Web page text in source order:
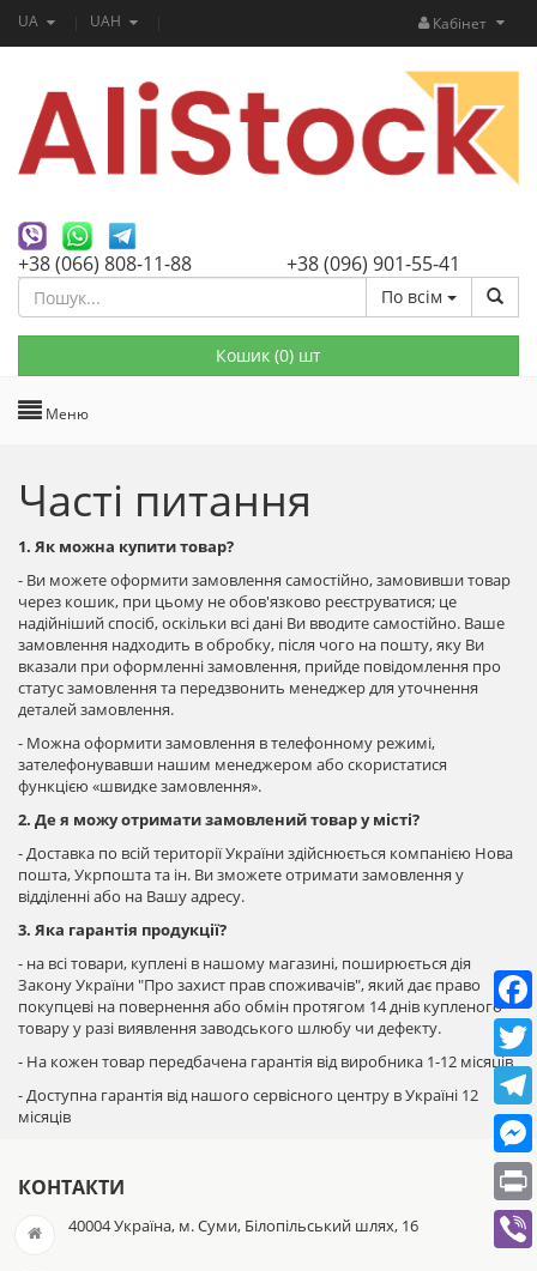
UA UAH Кабінет
+38 (066) 808-11-88 +38 (096) 901-55-41
По всім
Кошик (0) шт
Меню
Часті питання
1. Як можна купити товар?
- Ви можете оформити замовлення самостійно, замовивши товар
через кошик, при цьому не обов'язково реєструватися; це
надійніший спосіб, оскільки всі дані Ви вводите самостійно. Ваше
замовлення надходить в обробку, після чого на пошту, яку Ви
вказали при оформленні замовлення, прийде повідомлення про
статус замовлення та передзвонить менеджер для уточнення
деталей замовлення.
- Можна оформити замовлення в телефонному режимі,
зателефонувавши нашим менеджером або скористатися
функцією «швидке замовлення».
2. Де я можу отримати замовлений товар у місті?
- Доставка по всій території України здійснюється компанією Нова
пошта, Укрпошта та ін. Ви зможете отримати замовлення у
відділенні або на Вашу адресу.
3. Яка гарантія продукції?
- на всі товари, куплені в нашому магазині, поширюється дія
Закону України "Про захист прав споживачів", який дає право
покупцеві на повернення або обмін протягом 14 днів купленого
товару у разі виявлення заводського шлюбу чи дефекту.
- На кожен товар передбачена гарантія від виробника 1-12 місяців
- Доступна гарантія від нашого сервісного центру в Україні 12
місяців
КОНТАКТИ
40004 Україна, м. Суми, Білопільський шлях, 16